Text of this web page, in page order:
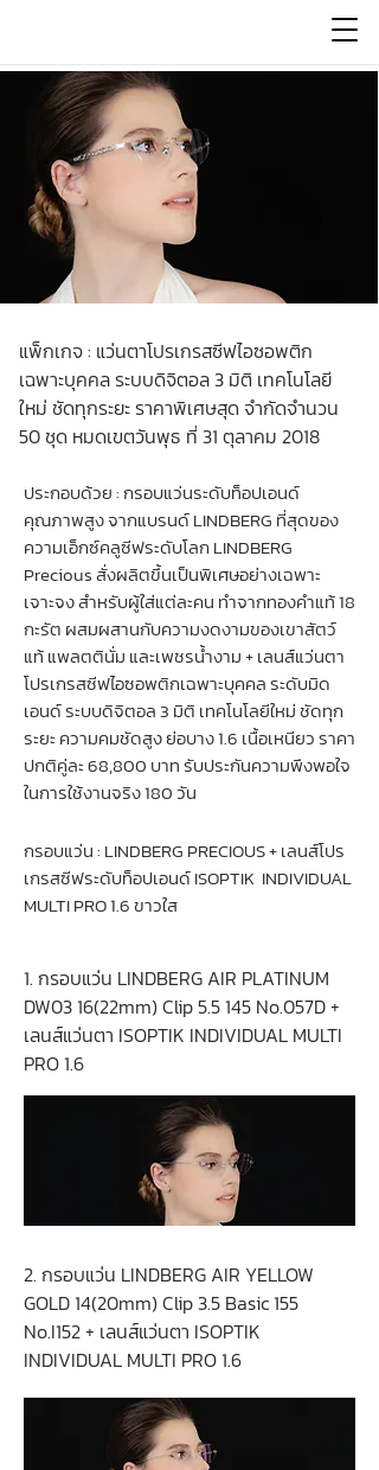
แพ็กเกจ : แว่นตาโปรเกรสซีฟไอซอพติก
เฉพาะบุคคล ระบบดิจิตอล 3 มิติ เทคโนโลยี
ใหม่ ชัดทุกระยะ ราคาพิเศษสุด จำกัดจำนวน
50 ชุด หมดเขตวันพุธ ที่ 31 ตุลาคม 2018
ประกอบด้วย : กรอบแว่นระดับท็อปเอนด์
คุณภาพสูง จากแบรนด์ LINDBERG ที่สุดของ
ความเอ็กซ์คลูซีฟระดับโลก LINDBERG
Precious สั่งผลิตขึ้นเป็นพิเศษอย่างเฉพาะ
เจาะจง สำหรับผู้ใส่แต่ละคน ทำจากทองคำแท้ 18
กะรัต ผสมผสานกับความงดงามของเขาสัตว์
แท้ แพลตตินั่ม และเพชรน้ำงาม + เลนส์แว่นตา
โปรเกรสซีฟไอซอพติกเฉพาะบุคคล ระดับมิด
เอนด์ ระบบดิจิตอล 3 มิติ เทคโนโลยีใหม่ ชัดทุก
ระยะ ความคมชัดสูง ย่อบาง 1.6 เนื้อเหนียว ราคา
ปกติคู่ละ 68,800 บาท รับประกันความพึงพอใจ
ในการใช้งานจริง 180 วัน
กรอบแว่น : LINDBERG PRECIOUS + เลนส์โปร
เกรสซีฟระดับท็อปเอนด์ ISOPTIK INDIVIDUAL
MULTI PRO 1.6 ขาวใส
1. กรอบแว่น LINDBERG AIR PLATINUM
DW03 16(22mm) Clip 5.5 145 No.057D +
เลนส์แว่นตา ISOPTIK INDIVIDUAL MULTI
PRO 1.6
2. กรอบแว่น LINDBERG AIR YELLOW
GOLD 14(20mm) Clip 3.5 Basic 155
No.I152 + เลนส์แว่นตา ISOPTIK
INDIVIDUAL MULTI PRO 1.6